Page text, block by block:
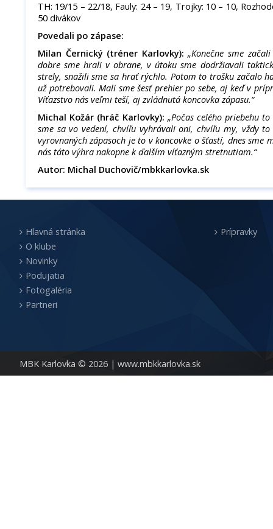
TH: 19/15 – 22/18, Fauly: 24 – 19, Trojky: 10 – 10,
50 divákov
Povedali po zápase:
Milan Černický (tréner Karlovky): „Konečne sme
dobre sme hrali v obrane, v útoku sme dodržiavali
strely, snažili sme sa hrať rýchlo. Potom to trošku začalo
už potrebovali. Mali sme šesť prehier po sebe, aj keď v
Víťazstvo nás veľmi teší, aj zvládnutá koncovka zápasu.“
Michal Kožár (hráč Karlovky): „Počas celého priebehu
sme sa vo vedení, chvíľu vyhrávali oni, chvíľu my, vždy
vyrovnaných zápasoch je to v koncovke o šťastí, dnes sme
nás táto výhra nakopne k ďalším víťazným stretnutiam.“
Autor: Michal Duchovič/mbkkarlovka.sk
MBK Karlovka © 2026 | www.mbkkarlovka.sk
Hlavná stránka
O klube
Novinky
Podujatia
Fotogaléria
Partneri
Prípravky